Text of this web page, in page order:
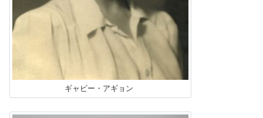
ギャビー・アギョン